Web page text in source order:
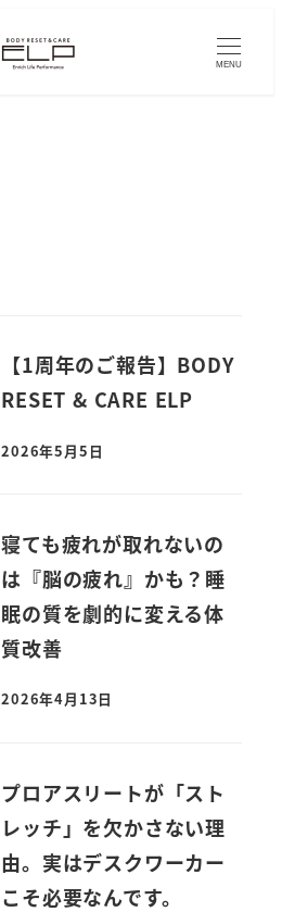
MENU
【1周年のご報告】BODY
RESET & CARE ELP
2026年5月5日
寝ても疲れが取れないの
は『脳の疲れ』かも？睡
眠の質を劇的に変える体
質改善
2026年4月13日
プロアスリートが「スト
レッチ」を欠かさない理
由。実はデスクワーカー
こそ必要なんです。